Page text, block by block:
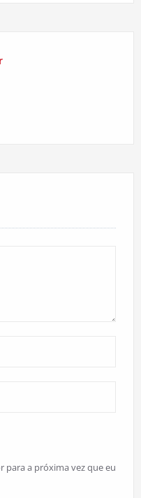
para a próxima vez que eu